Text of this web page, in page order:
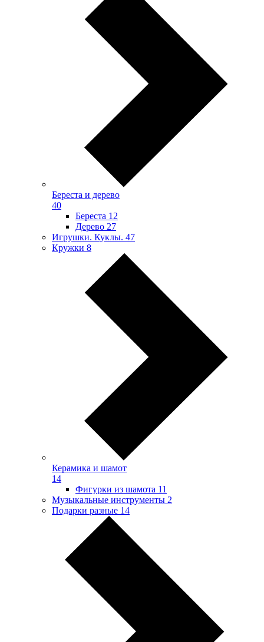
Береста и дерево
40
Береста 12
Дерево 27
Игрушки. Куклы. 47
Кружки 8
Керамика и шамот
14
Фигурки из шамота 11
Музыкальные инструменты 2
Подарки разные 14